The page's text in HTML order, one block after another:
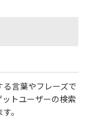
言葉やフレーズで
トユーザーの検索
。